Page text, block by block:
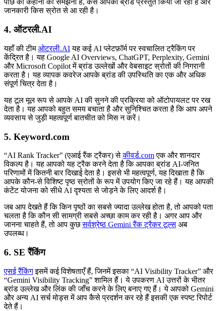
पीछे की कहानी को समझना है, कैसे आपका ब्रांड प्रस्तुत किया जा रहा है और
जानकारी किस स्रोत से आ रही है।
4. ऑटरली.AI
यहाँ की टीमओटरली.AIयह कई AI प्लेटफ़ॉर्म पर स्वचालित ट्रैकिंग पर
केंद्रित है। यह Google AI Overviews, ChatGPT, Perplexity, Gemini
और Microsoft Copilot में ब्रांड उल्लेखों और वेबसाइट स्रोतों की निगरानी
करता है। यह व्यापक कवरेज आपके ब्रांड की उपस्थिति का एक और अधिक
संपूर्ण चित्र देता है।
यह टूल मूल रूप से आपके AI की सुनने की प्रक्रिया को ऑटोपायलट पर रख
देता है। यह आपको बहुत समय बचाता है और सुनिश्चित करता है कि आप अपने
व्यवसाय से जुड़ी महत्वपूर्ण बातचीत को मिस न करें।
5. Keyword.com
“AI Rank Tracker” (एआई रैंक ट्रैकर) सेकीवर्ड.comएक और शानदार
विकल्प है। यह आपको यह ट्रैक करने देता है कि आपका ब्रांड AI-जनित
परिणामों में कितनी बार दिखाई देता है। इससे भी महत्वपूर्ण, यह दिखाता है कि
आपके कौन‑से विशिष्ट पृष्ठ स्रोतों के रूप में उपयोग किए जा रहे हैं। यह आपकी
कंटेंट योजना को सीधे AI दृश्यता से जोड़ने के लिए आदर्श है।
जब आप देखते हैं कि किन पृष्ठों का सबसे ज्यादा उल्लेख होता है, तो आपको पता
चलता है कि कौन सी सामग्री सबसे अच्छा काम कर रही है। अगर आप और
जानना चाहते हैं, तो आप कुछसर्वश्रेष्ठ Gemini रैंक ट्रैकर टूल्स अब
उपलब्ध।
6. SE रैंकिंग
एसई रैंकिंगइसमें कई विशेषताएँ हैं, जिनमें इसका “AI Visibility Tracker” और
“Gemini Visibility Tracking” शामिल हैं। ये उपकरण AI उत्तरों के भीतर
ब्रांड उल्लेख और लिंक की जाँच करने के लिए बनाए गए हैं। ये आपको Gemini
और अन्य AI सर्च मोड्स में आप कैसे प्रदर्शन कर रहे हैं इसकी एक स्पष्ट रिपोर्ट
देते हैं।